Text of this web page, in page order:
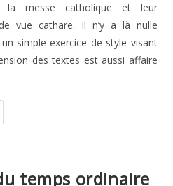
la messe catholique et leur
vue cathare. Il n’y a là nulle
simple exercice de style visant
des textes est aussi affaire
temps ordinaire